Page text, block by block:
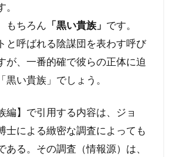
もちろん 「黒い貴族」 です。
と呼ばれる陰謀団を表わす呼び
が、一番的確で彼らの正体に迫
黒い貴族」でしょう。
編】で引用する内容は、ジョ
士による緻密な調査によっても
ある。その調査（情報源）は、
コンセント
マン博士
ダイアナ妃
研究所
セシル一族
・ローズ
セシル
ジャーナリズム
コオロギ
キブリ
コロナ飲み薬